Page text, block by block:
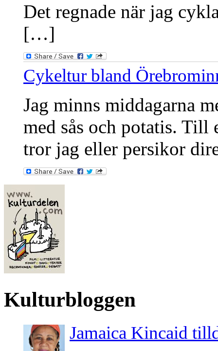
Det regnade när jag
[…]
Cykeltur bland
Jag minns middagarna
med sås och potatis. Till
tror jag eller persikor
Kulturbloggen
Jamaica Kincaid